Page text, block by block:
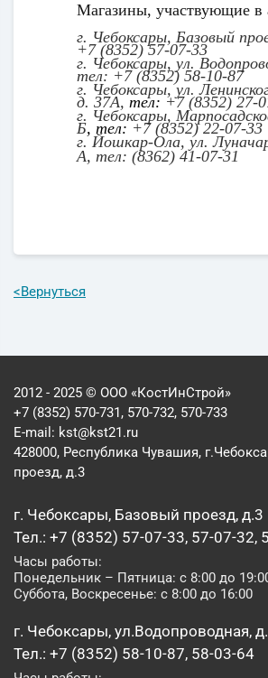
Магазины, участвующие в
г. Чебоксары, Базовый
+7 (8352) 57-07-33
г. Чебоксары, ул.
тел: +7 (8352) 58-10-87
г. Чебоксары, ул.
д. 37А, тел: +7 (8352) 27-
г. Чебоксары,
Б, тел: +7 (8352) 22-07-33
г. Йошкар-Ола, ул.
А, тел: (8362) 41-07-31
<Вернуться
2012 - 2025 © ООО «КостИнСтрой»
+7 (8352) 570-731, 570-732, 570-733
E-mail: kst@kst21.ru
428000, Республика Чувашия,
проезд, д.3
г. Чебоксары, Базовый проезд, д.3
Тел.: +7 (8352) 57-07-33, 57-07-32,
Часы работы:
Понедельник – Пятница: с 8:00 до
Суббота, Воскресенье: с 8:00 до 16:00
г. Чебоксары, ул.Водопроводная,
Тел.: +7 (8352) 58-10-87, 58-03-64